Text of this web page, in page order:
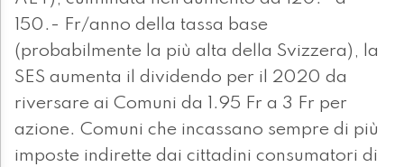
150.- Fr/anno della tassa base
(probabilmente la più alta della Svizzera), la
SES aumenta il dividendo per il 2020 da
riversare ai Comuni da 1.95 Fr a 3 Fr per
azione. Comuni che incassano sempre di più
imposte indirette dai cittadini consumatori di